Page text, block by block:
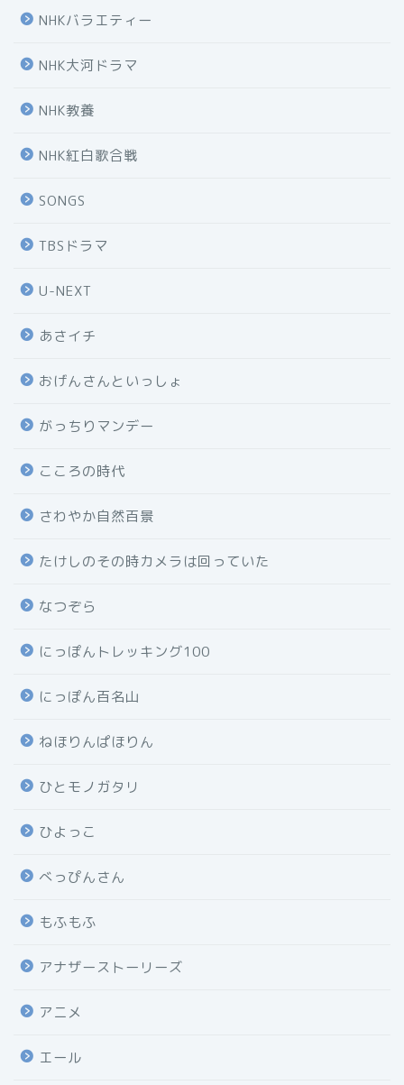
NHKバラエティー
NHK大河ドラマ
NHK教養
NHK紅白歌合戦
SONGS
TBSドラマ
U-NEXT
あさイチ
おげんさんといっしょ
がっちりマンデー
こころの時代
さわやか自然百景
たけしのその時カメラは回っていた
なつぞら
にっぽんトレッキング100
にっぽん百名山
ねほりんぱほりん
ひとモノガタリ
ひよっこ
べっぴんさん
もふもふ
アナザーストーリーズ
アニメ
エール